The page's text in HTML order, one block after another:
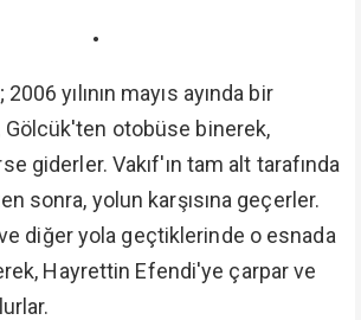
•
yılının mayıs ayında bir
Gölcük'ten otobüse binerek,
giderler. Vakıf'ın tam alt tarafında
sonra, yolun karşısına geçerler.
diğer yola geçtiklerinde o esnada
Hayrettin Efendi'ye çarpar ve